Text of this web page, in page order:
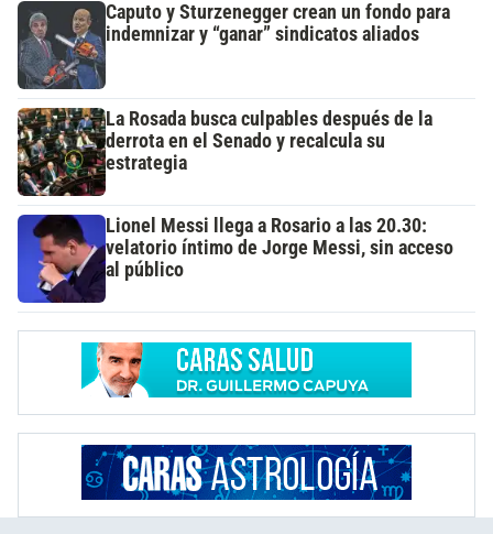
Caputo y Sturzenegger crean un fondo para
indemnizar y “ganar” sindicatos aliados
La Rosada busca culpables después de la
derrota en el Senado y recalcula su
estrategia
Lionel Messi llega a Rosario a las 20.30:
velatorio íntimo de Jorge Messi, sin acceso
al público